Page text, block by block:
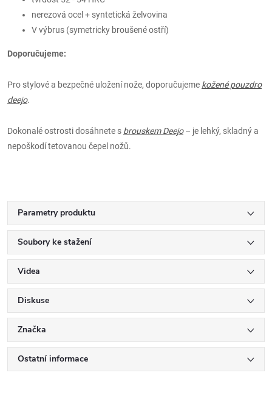
nerezová ocel + syntetická želvovina
V výbrus (symetricky broušené ostří)
Doporučujeme:
Pro stylové a bezpečné uložení nože, doporučujeme kožené pouzdro
deejo.
Dokonalé ostrosti dosáhnete s brouskem Deejo– je lehký, skladný a
nepoškodí tetovanou čepel nožů.
Parametry produktu
Soubory ke stažení
Videa
Diskuse
Značka
Ostatní informace